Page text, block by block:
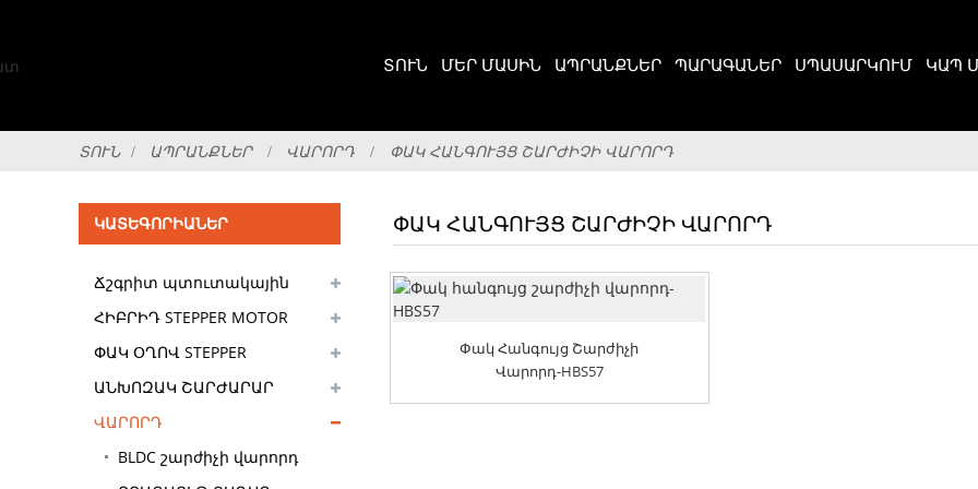
ՏՈՒՆ ՄԵՐ ՄԱՍԻՆ ԱՊՐԱՆՔՆԵՐ ՊԱՐԱԳԱՆԵՐ ՍՊԱՍԱՐԿՈՒՄ ԿԱՊ
ՏՈՒՆ ԱՊՐԱՆՔՆԵՐ ՎԱՐՈՐԴ ՓԱԿ ՀԱՆԳՈՒՅՑ ՇԱՐԺԻՉԻ ՎԱՐՈՐԴ
ԿԱՏԵԳՈՐԻԱՆԵՐ
Ճշգրիտ պտուտակային
սլայդ սեղան
ՀԻԲՐԻԴ STEPPER MOTOR
ՓԱԿ ՕՂՈՎ STEPPER
ՇԱՐԺԱՐԱՐ
ԱՆԽՈԶԱԿ ՇԱՐԺԱՐԱՐ
ՎԱՐՈՐԴ
BLDC շարժիչի վարորդ
ՓԱԿ ՀԱՆԳՈՒՅՑ ՇԱՐԺԻՉԻ ՎԱՐՈՐԴ
Փակ Հանգույց Շարժիչի
Վարորդ-HBS57